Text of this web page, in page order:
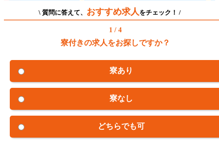
\ 質問に答えて、 おすすめ求人 をチェック！ /
1 / 4
寮付きの求人をお探しですか？
寮あり
寮なし
どちらでも可